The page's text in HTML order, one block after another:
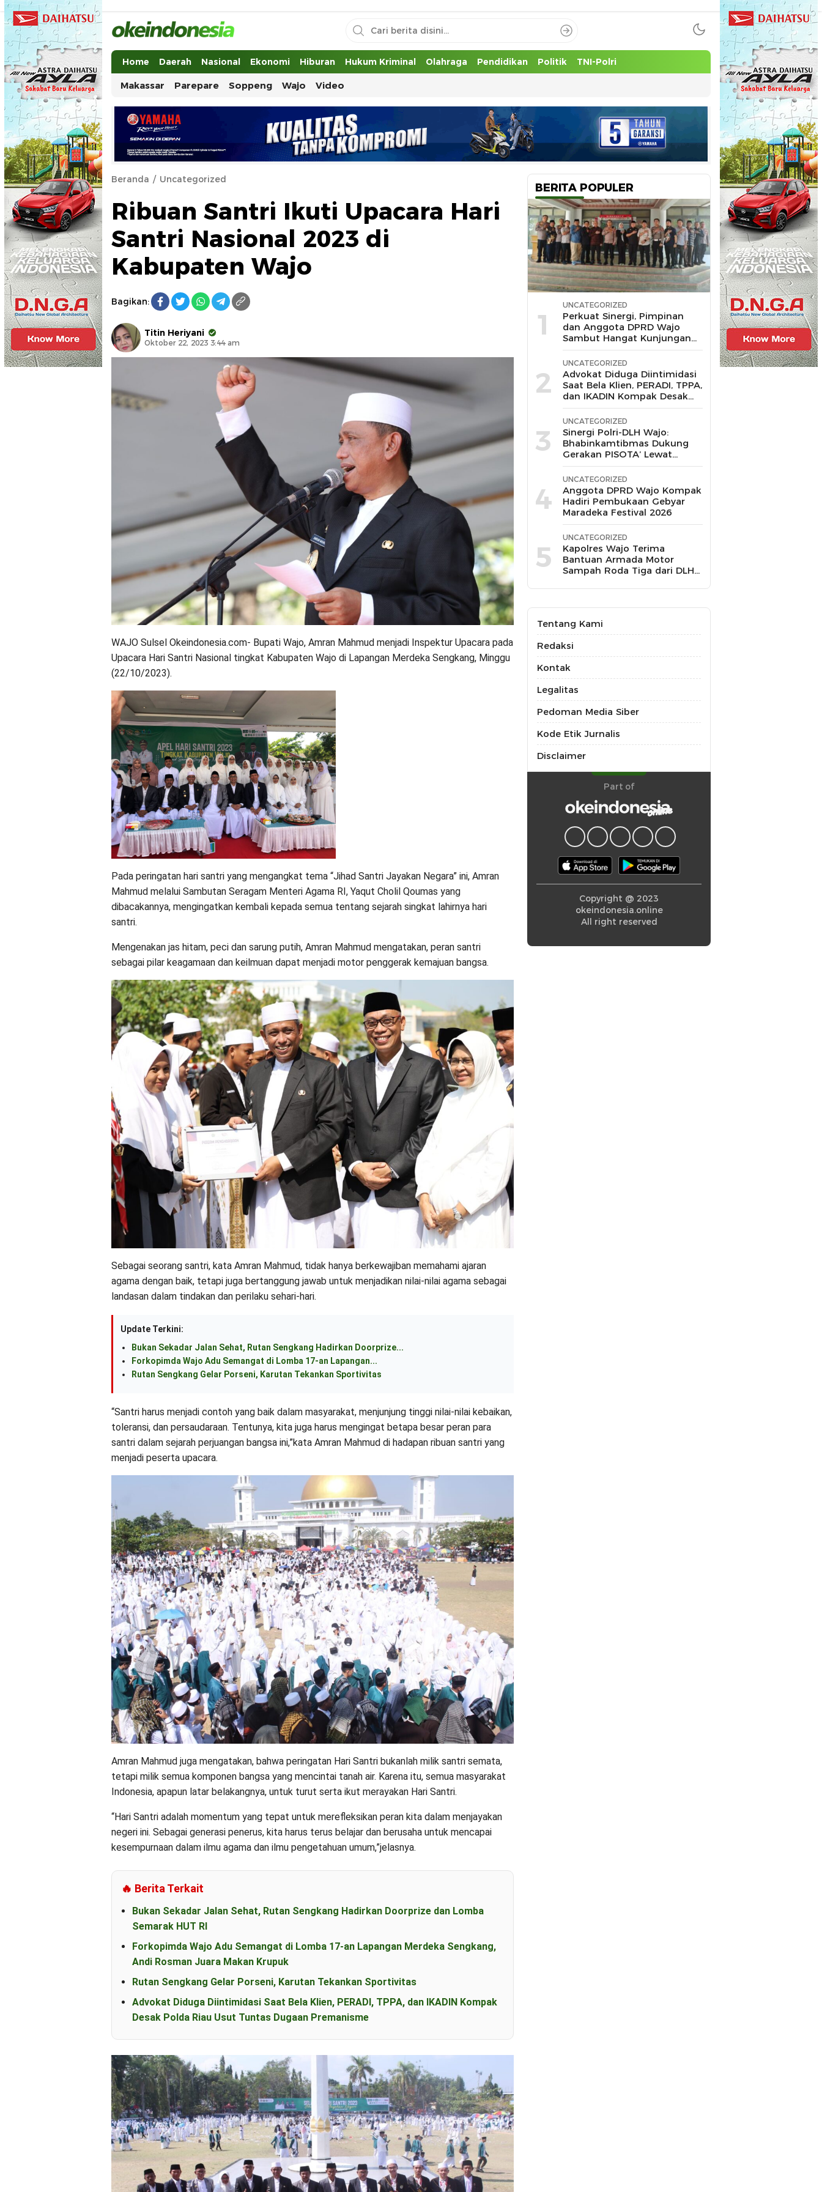
Okeindonesia.Online
Mengonlinekan Indonesia Secara Utuh
Home Daerah Nasional Ekonomi Hiburan Hukum Kriminal Olahraga Pendidikan Politik TNI-Polri
Makassar Parepare Soppeng Wajo Video
Beranda Uncategorized
Ribuan Santri Ikuti Upacara Hari
Santri Nasional 2023 di
Kabupaten Wajo
Bagikan:
Titin Heriyani
Oktober 22, 2023 3:44 am
WAJO Sulsel Okeindonesia.com- Bupati Wajo, Amran Mahmud menjadi Inspektur Upacara pada
Upacara Hari Santri Nasional tingkat Kabupaten Wajo di Lapangan Merdeka Sengkang, Minggu
(22/10/2023).
Pada peringatan hari santri yang mengangkat tema “Jihad Santri Jayakan Negara” ini, Amran
Mahmud melalui Sambutan Seragam Menteri Agama RI, Yaqut Cholil Qoumas yang
dibacakannya, mengingatkan kembali kepada semua tentang sejarah singkat lahirnya hari
santri.
Mengenakan jas hitam, peci dan sarung putih, Amran Mahmud mengatakan, peran santri
sebagai pilar keagamaan dan keilmuan dapat menjadi motor penggerak kemajuan bangsa.
Sebagai seorang santri, kata Amran Mahmud, tidak hanya berkewajiban memahami ajaran
agama dengan baik, tetapi juga bertanggung jawab untuk menjadikan nilai-nilai agama sebagai
landasan dalam tindakan dan perilaku sehari-hari.
Update Terkini:
Bukan Sekadar Jalan Sehat, Rutan Sengkang Hadirkan Doorprize...
Forkopimda Wajo Adu Semangat di Lomba 17-an Lapangan...
Rutan Sengkang Gelar Porseni, Karutan Tekankan Sportivitas
“Santri harus menjadi contoh yang baik dalam masyarakat, menjunjung tinggi nilai-nilai kebaikan,
toleransi, dan persaudaraan. Tentunya, kita juga harus mengingat betapa besar peran para
santri dalam sejarah perjuangan bangsa ini,”kata Amran Mahmud di hadapan ribuan santri yang
menjadi peserta upacara.
Amran Mahmud juga mengatakan, bahwa peringatan Hari Santri bukanlah milik santri semata,
tetapi milik semua komponen bangsa yang mencintai tanah air. Karena itu, semua masyarakat
Indonesia, apapun latar belakangnya, untuk turut serta ikut merayakan Hari Santri.
“Hari Santri adalah momentum yang tepat untuk merefleksikan peran kita dalam menjayakan
negeri ini. Sebagai generasi penerus, kita harus terus belajar dan berusaha untuk mencapai
kesempurnaan dalam ilmu agama dan ilmu pengetahuan umum,”jelasnya.
🔥 Berita Terkait
Bukan Sekadar Jalan Sehat, Rutan Sengkang Hadirkan Doorprize dan Lomba
Semarak HUT RI
Forkopimda Wajo Adu Semangat di Lomba 17-an Lapangan Merdeka Sengkang,
Andi Rosman Juara Makan Krupuk
Rutan Sengkang Gelar Porseni, Karutan Tekankan Sportivitas
Advokat Diduga Diintimidasi Saat Bela Klien, PERADI, TPPA, dan IKADIN Kompak
Desak Polda Riau Usut Tuntas Dugaan Premanisme
BERITA POPULER
1
UNCATEGORIZED
Perkuat Sinergi, Pimpinan
dan Anggota DPRD Wajo
Sambut Hangat Kunjungan
Silaturahmi Kapolres Wajo
yang Baru,
2
UNCATEGORIZED
Advokat Diduga Diintimidasi
Saat Bela Klien, PERADI, TPPA,
dan IKADIN Kompak Desak
Polda Riau Usut Tuntas
Dugaan Premanisme
3
UNCATEGORIZED
Sinergi Polri-DLH Wajo:
Bhabinkamtibmas Dukung
Gerakan PISOTA’ Lewat
Motor Sampah
4
UNCATEGORIZED
Anggota DPRD Wajo Kompak
Hadiri Pembukaan Gebyar
Maradeka Festival 2026
5
UNCATEGORIZED
Kapolres Wajo Terima
Bantuan Armada Motor
Sampah Roda Tiga dari DLH
Peduli Lingkungan
Tentang Kami
Redaksi
Kontak
Legalitas
Pedoman Media Siber
Kode Etik Jurnalis
Disclaimer
Part of
Copyright @ 2023
okeindonesia.online
All right reserved